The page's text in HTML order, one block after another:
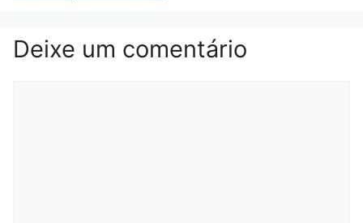
Deixe um comentário